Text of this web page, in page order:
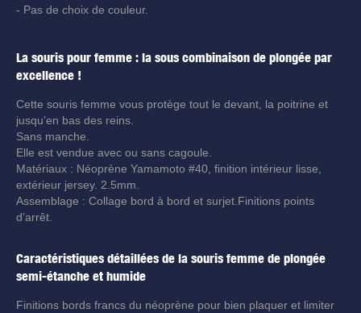
- Pas de choix de couleur.
La souris pour femme : la sous combinaison de plongée par
excellence !
Cette souris femme vous protège tout le devant, la poitrine et
jusqu’en bas des reins.
Sans manche.
Elle est vendue avec ou sans cagoule.
Matériaux : Néoprène Yamamoto #40, finition intérieur lisse,
extérieur jersey. 2.5mm.
Assemblage : Collage bord à bord et surjet.Finitions points
d’arrêt.
Caractéristiques détaillées de la souris femme de plongée
semi-étanche et humide
Finitions bords francs du néoprène pour bien plaquer et limiter